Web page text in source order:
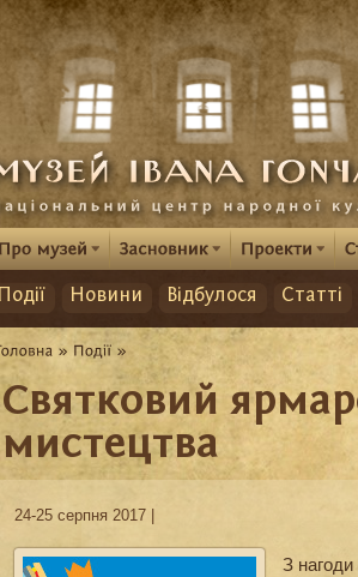
Події Новини Відбулося Статті
Святковий
мистецтва
24-25 серпня 2017 |
З нагоди